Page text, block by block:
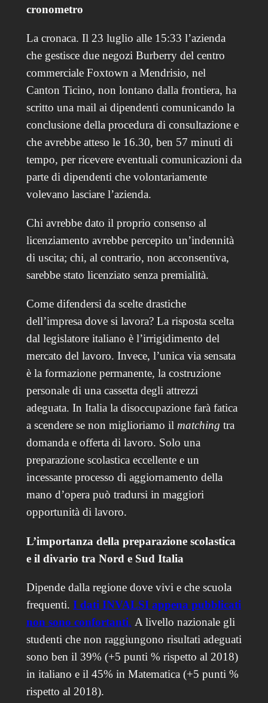
cronometro
La cronaca. Il 23 luglio alle 15:33 l’azienda
che gestisce due negozi Burberry del centro
commerciale Foxtown a Mendrisio, nel
Canton Ticino, non lontano dalla frontiera, ha
scritto una mail ai dipendenti comunicando la
conclusione della procedura di consultazione e
che avrebbe atteso le 16.30, ben 57 minuti di
tempo, per ricevere eventuali comunicazioni da
parte di dipendenti che volontariamente
volevano lasciare l’azienda.
Chi avrebbe dato il proprio consenso al
licenziamento avrebbe percepito un’indennità
di uscita; chi, al contrario, non acconsentiva,
sarebbe stato licenziato senza premialità.
Come difendersi da scelte drastiche
dell’impresa dove si lavora? La risposta scelta
dal legislatore italiano è l’irrigidimento del
mercato del lavoro. Invece, l’unica via sensata
è la formazione permanente, la costruzione
personale di una cassetta degli attrezzi
adeguata. In Italia la disoccupazione farà fatica
a scendere se non miglioriamo il matching tra
domanda e offerta di lavoro. Solo una
preparazione scolastica eccellente e un
incessante processo di aggiornamento della
mano d’opera può tradursi in maggiori
opportunità di lavoro.
L’importanza della preparazione scolastica
e il divario tra Nord e Sud Italia
Dipende dalla regione dove vivi e che scuola
frequenti. I dati INVALSI appena pubblicati
non sono confortanti. A livello nazionale gli
studenti che non raggiungono risultati adeguati
sono ben il 39% (+5 punti % rispetto al 2018)
in italiano e il 45% in Matematica (+5 punti %
rispetto al 2018).